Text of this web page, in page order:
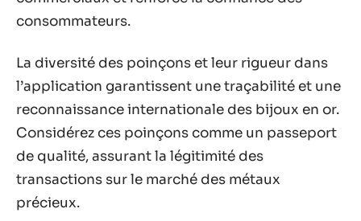
consommateurs.
La diversité des poinçons et leur rigueur dans
l’application garantissent une traçabilité et une
reconnaissance internationale des bijoux en or.
Considérez ces poinçons comme un passeport
de qualité, assurant la légitimité des
transactions sur le marché des métaux
précieux.